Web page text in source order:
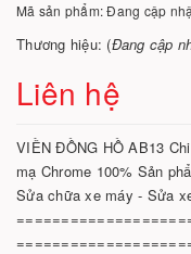
Mã sản phẩm:Đang cập
Thương hiệu: (Đang cập
Liên hệ
VIỀN ĐỒNG HỒ AB13
mạ Chrome 100% Sản
Sửa chữa xe máy - Sửa